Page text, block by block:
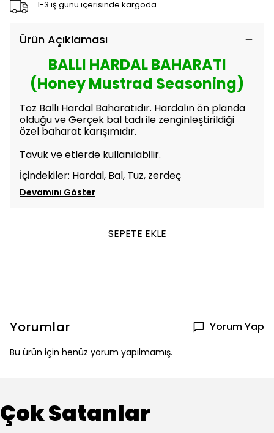
1-3 iş günü içerisinde kargoda
Ürün Açıklaması
BALLI HARDAL BAHARATI
(Honey Mustrad Seasoning)
Toz Ballı Hardal Baharatıdır. Hardalın ön planda
olduğu ve Gerçek bal tadı ile zenginleştirildiği
özel baharat karışımıdır.
Tavuk ve etlerde kullanılabilir.
İçindekiler: Hardal, Bal, Tuz, zerdeç
Devamını Göster
SEPETE EKLE
Yorumlar Yorum Yap
Bu ürün için henüz yorum yapılmamış.
Çok Satanlar